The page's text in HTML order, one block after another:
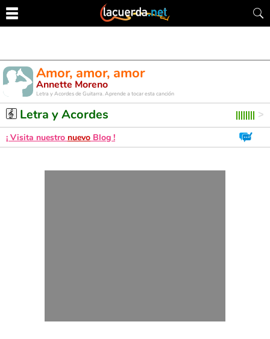
Amor, amor, amor
Annette Moreno
Letra y Acordes de Guitarra. Aprende a tocar esta canción
Letra y Acordes
¡ Visita nuestro nuevo Blog !